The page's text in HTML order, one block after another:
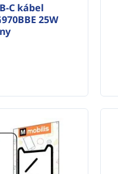
C kábel
25W